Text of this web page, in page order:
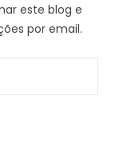
este blog e
por email.